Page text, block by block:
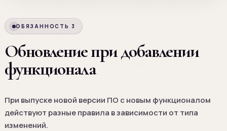
ОБЯЗАННОСТЬ 3
Обновление при добавлении
функционала
При выпуске новой версии ПО с новым функционалом
действуют разные правила в зависимости от типа
изменений.